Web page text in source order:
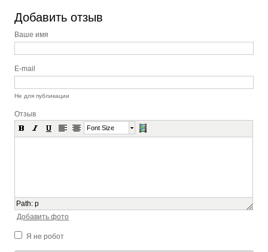
Добавить отзыв
Ваше имя
E-mail
Не для публикации
Отзыв
Font Size
Path:p
Добавить фото
Я не робот